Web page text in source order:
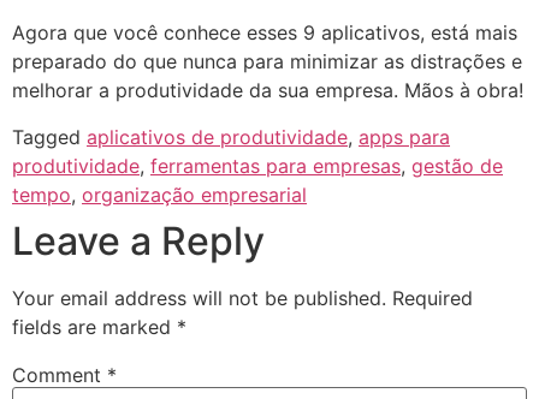
Agora que você conhece esses 9 aplicativos, está mais
preparado do que nunca para minimizar as distrações e
melhorar a produtividade da sua empresa. Mãos à obra!
Tagged aplicativos de produtividade, apps para
produtividade, ferramentas para empresas, gestão de
tempo, organização empresarial
Leave a Reply
Your email address will not be published. Required
fields are marked *
Comment *